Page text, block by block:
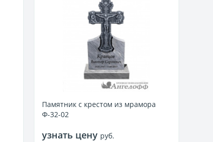
Памятник с крестом из мрамора
Ф-32-02
узнать цену руб.